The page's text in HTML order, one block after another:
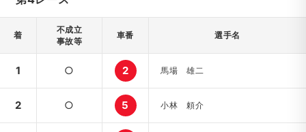
着
不成立
事故等
車番 選手名
1 ○ 2 馬場 雄二
2 ○ 5 小林 頼介